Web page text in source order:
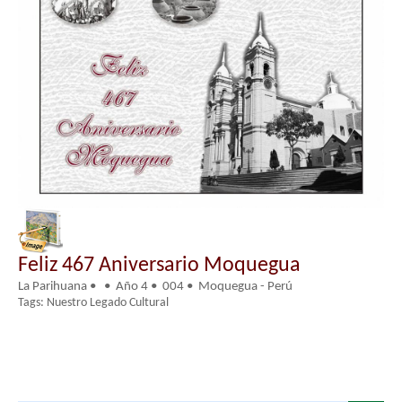
Feliz 467 Aniversario Moquegua
La Parihuana • • Año 4 • 004 • Moquegua - Perú
Tags: Nuestro Legado Cultural